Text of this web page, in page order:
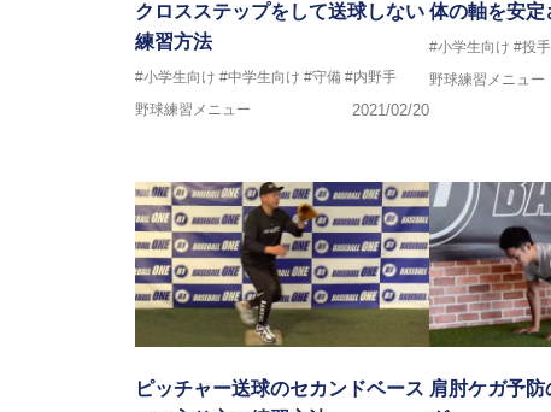
クロスステップをして送球しない
練習方法
#小学生向け #中学生向け #守備 #内野手
野球練習メニュー
2021/02/20
体の軸を安定
#小学生向け #投
野球練習メニュー
ピッチャー送球のセカンドベース 肩肘ケガ予